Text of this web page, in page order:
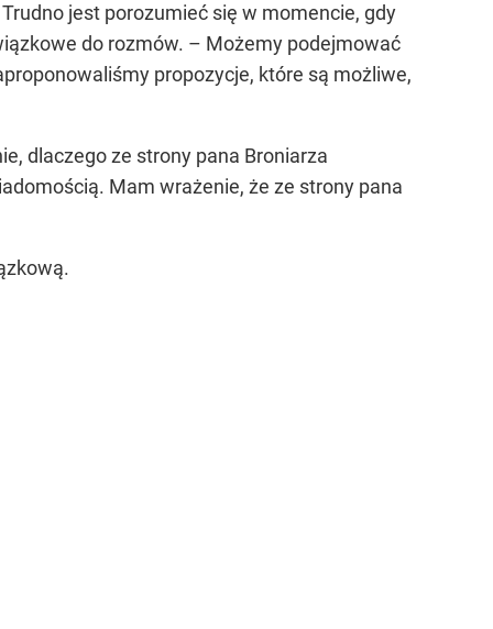
jest porozumieć się w momencie, gdy
do rozmów. – Możemy podejmować
propozycje, które są możliwe,
dlaczego ze strony pana Broniarza
Mam wrażenie, że ze strony pana